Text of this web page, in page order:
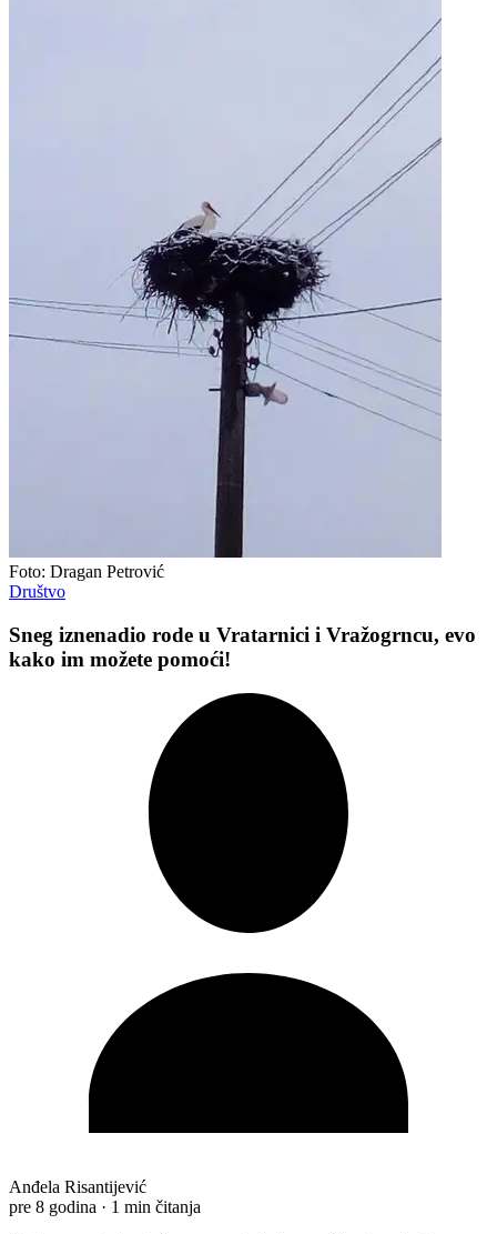
Foto: Dragan Petrović
Društvo
Sneg iznenadio rode u Vratarnici i Vražogrncu, evo
kako im možete pomoći!
Anđela Risantijević
pre 8 godina · 1 min čitanja